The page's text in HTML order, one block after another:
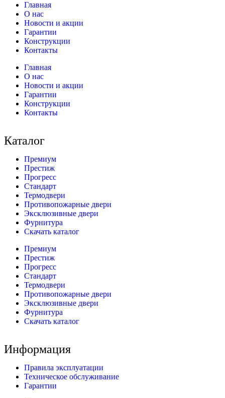
Главная
О нас
Новости и акции
Гарантии
Конструкции
Контакты
Главная
О нас
Новости и акции
Гарантии
Конструкции
Контакты
Каталог
Премиум
Престиж
Прогресс
Стандарт
Термодвери
Противопожарные двери
Эксклюзивные двери
Фурнитура
Скачать каталог
Премиум
Престиж
Прогресс
Стандарт
Термодвери
Противопожарные двери
Эксклюзивные двери
Фурнитура
Скачать каталог
Информация
Правила эксплуатации
Техническое обслуживание
Гарантии